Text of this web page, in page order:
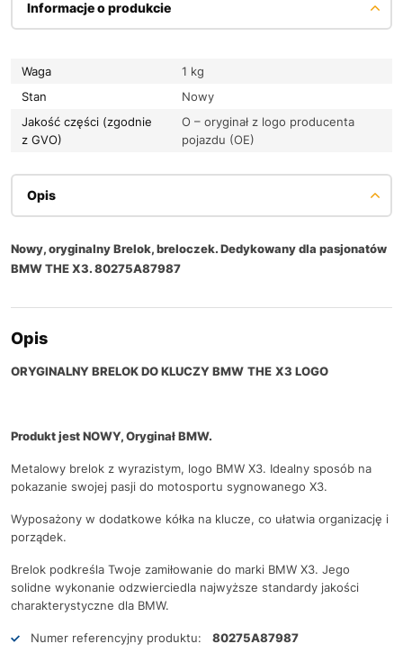
Informacje o produkcie
Waga
1 kg
Stan
Nowy
Jakość części (zgodnie
z GVO)
O – oryginał z logo producenta
pojazdu (OE)
Opis
Nowy, oryginalny Brelok, breloczek. Dedykowany dla pasjonatów
BMW THE X3. 80275A87987
Opis
ORYGINALNY BRELOK DO KLUCZY BMW THE X3 LOGO
Produkt jest NOWY, Oryginał BMW.
Metalowy brelok z wyrazistym, logo BMW X3. Idealny sposób na
pokazanie swojej pasji do motosportu sygnowanego X3.
Wyposażony w dodatkowe kółka na klucze, co ułatwia organizację i
porządek.
Brelok podkreśla Twoje zamiłowanie do marki BMW X3. Jego
solidne wykonanie odzwierciedla najwyższe standardy jakości
charakterystyczne dla BMW.
Numer referencyjny produktu: 80275A87987